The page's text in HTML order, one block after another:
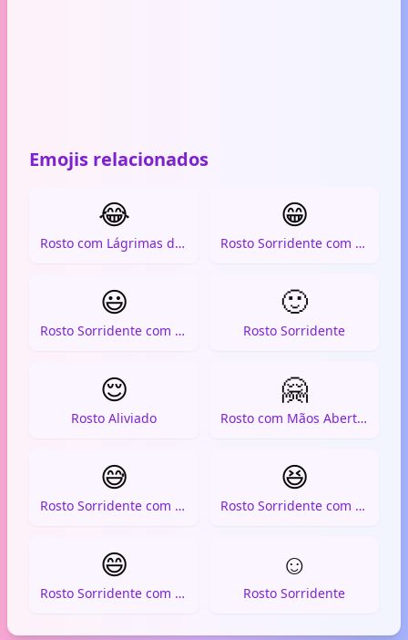
Emojis relacionados
😂
Rosto com Lágrimas de Alegria
😁
Rosto Sorridente com Olhos Apertados
😃
Rosto Sorridente com Olhos Grandes
🙂
Rosto Sorridente
😌
Rosto Aliviado
🤗
Rosto com Mãos Abertas
😅
Rosto Sorridente com Suor
😆
Rosto Sorridente com Olhos Apertados e Sorriso Aberto
😄
Rosto Sorridente com Sorriso Aberto
☺️
Rosto Sorridente